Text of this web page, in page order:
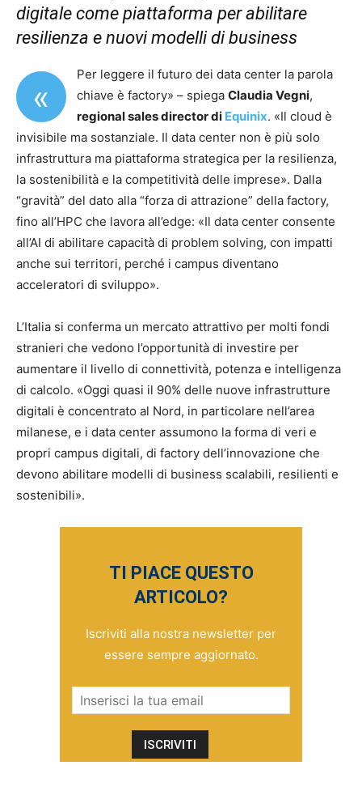
digitale come piattaforma per abilitare
resilienza e nuovi modelli di business
«
Per leggere il futuro dei data center la parola
chiave è factory» – spiega Claudia Vegni,
regional sales director di Equinix. «Il cloud è
invisibile ma sostanziale. Il data center non è più solo
infrastruttura ma piattaforma strategica per la resilienza,
la sostenibilità e la competitività delle imprese». Dalla
“gravità” del dato alla “forza di attrazione” della factory,
fino all’HPC che lavora all’edge: «Il data center consente
all’AI di abilitare capacità di problem solving, con impatti
anche sui territori, perché i campus diventano
acceleratori di sviluppo».
L’Italia si conferma un mercato attrattivo per molti fondi
stranieri che vedono l’opportunità di investire per
aumentare il livello di connettività, potenza e intelligenza
di calcolo. «Oggi quasi il 90% delle nuove infrastrutture
digitali è concentrato al Nord, in particolare nell’area
milanese, e i data center assumono la forma di veri e
propri campus digitali, di factory dell’innovazione che
devono abilitare modelli di business scalabili, resilienti e
sostenibili».
TI PIACE QUESTO
ARTICOLO?
Iscriviti alla nostra newsletter per
essere sempre aggiornato.